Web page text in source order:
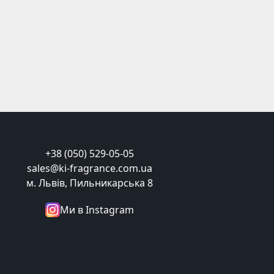
+38 (050) 529-05-05
sales@ki-fragrance.com.ua
м. Львів, Пильникарська 8
Ми в Instagram